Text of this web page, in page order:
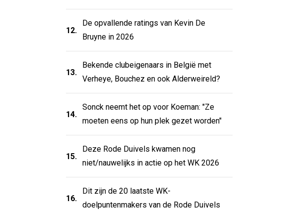
12.
De opvallende ratings van Kevin De
Bruyne in 2026
13.
Bekende clubeigenaars in België met
Verheye, Bouchez en ook Alderweireld?
14.
Sonck neemt het op voor Koeman: "Ze
moeten eens op hun plek gezet worden"
15.
Deze Rode Duivels kwamen nog
niet/nauwelijks in actie op het WK 2026
16.
Dit zijn de 20 laatste WK-
doelpuntenmakers van de Rode Duivels